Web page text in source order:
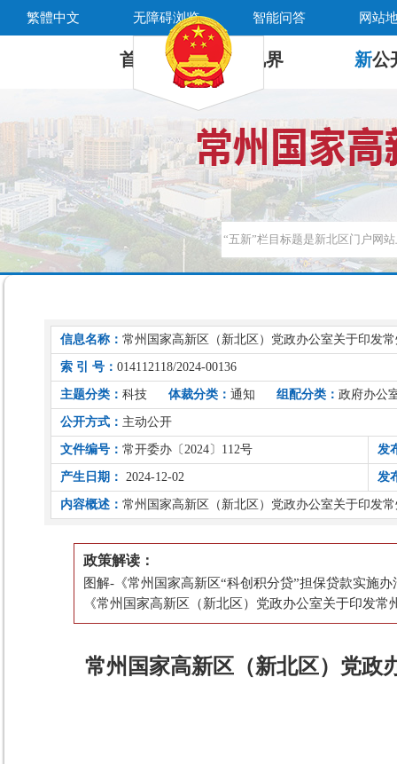
繁體中文 无障碍浏览 智能问答 网站
首 页 新 视界 新公
信息名称： 常州国家高新区（新北区）党政办公室关于印发
索 引 号： 014112118/2024-00136
主题分类： 科技 体裁分类： 通知 组配分类： 政府办公
公开方式： 主动公开
文件编号： 常开委办〔2024〕112号 发
产生日期： 2024-12-02 发
内容概述： 常州国家高新区（新北区）党政办公室关于印发
政策解读：
图解-《常州国家高新区“科创积分贷”担保贷款实施
《常州国家高新区（新北区）党政办公室关于印发
常州国家高新区（新北区）党政